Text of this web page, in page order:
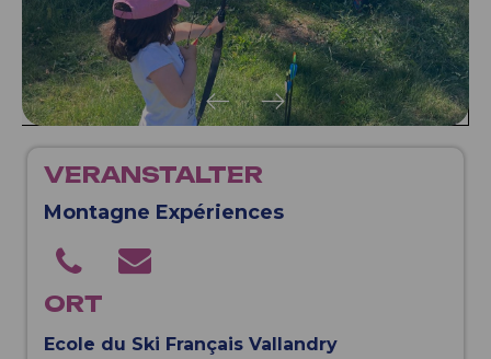
VERANSTALTER
Montagne Expériences
ORT
Ecole du Ski Français Vallandry